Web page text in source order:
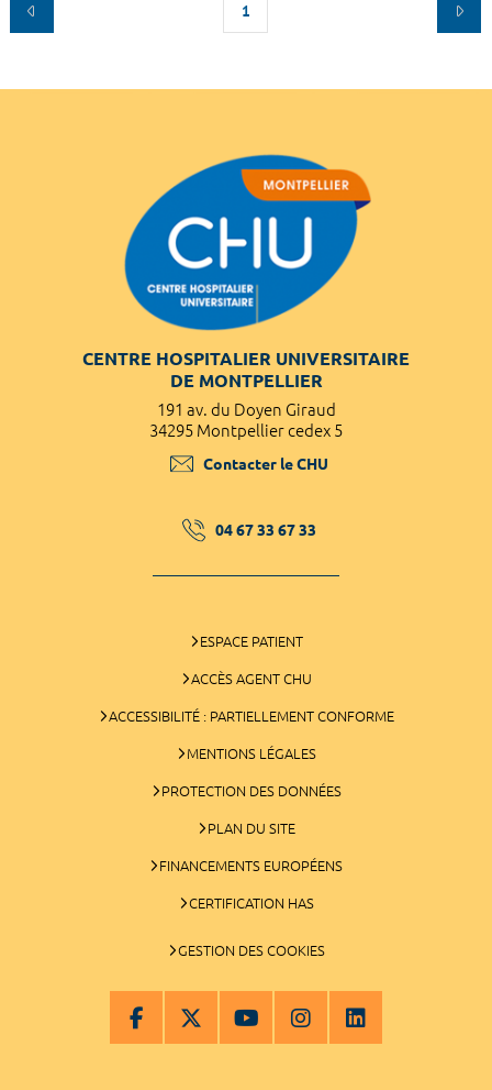
1
CENTRE HOSPITALIER UNIVERSITAIRE
DE MONTPELLIER
191 av. du Doyen Giraud
34295 Montpellier cedex 5
Contacter le CHU
04 67 33 67 33
ESPACE PATIENT
ACCÈS AGENT CHU
ACCESSIBILITÉ : PARTIELLEMENT CONFORME
MENTIONS LÉGALES
PROTECTION DES DONNÉES
PLAN DU SITE
FINANCEMENTS EUROPÉENS
CERTIFICATION HAS
GESTION DES COOKIES